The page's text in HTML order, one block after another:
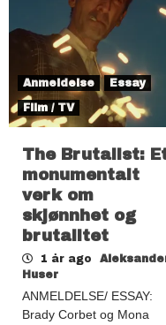
Anmeldelse
Essay
Film / TV
The Brutalist:
monumentalt
verk om
skjønnhet og
brutalitet
1 år ago
Huser
ANMELDELSE/ ESSAY:
Brady Corbet og Mona